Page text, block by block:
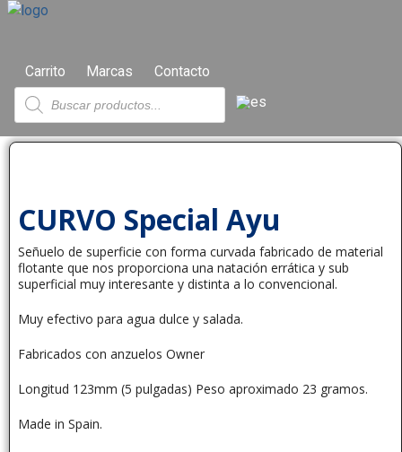
Carrito Marcas Contacto
CURVO Special Ayu
Señuelo de superficie con forma curvada fabricado de material
flotante que nos proporciona una natación errática y sub
superficial muy interesante y distinta a lo convencional.
Muy efectivo para agua dulce y salada.
Fabricados con anzuelos Owner
Longitud 123mm (5 pulgadas) Peso aproximado 23 gramos.
Made in Spain.